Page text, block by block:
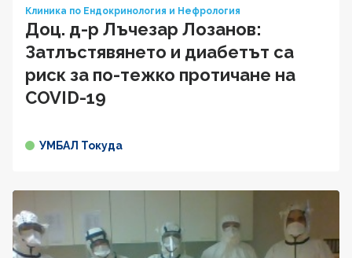
Клиника по Ендокринология и Нефрология
Доц. д-р Лъчезар Лозанов:
Затлъстявянето и диабетът са
риск за по-тежко протичане на
COVID-19
УМБАЛ Токуда